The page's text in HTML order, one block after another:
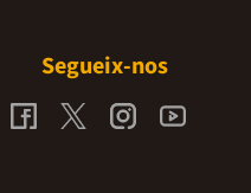
Segueix-nos